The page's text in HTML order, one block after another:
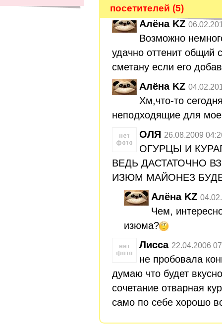
посетителей (5)
Алёна KZ
Возможно
удачно оттенит общий
сметану если его
Алёна KZ
Хм,что-то
неподходящие для
ОЛЯ 26.08.2009
ОГУРЦЫ И
ВЕДЬ ДАСТАТОЧНО
ИЗЮМ МАЙОНЕЗ
Алёна KZ
Чем,
изюма?
Лисса 22.04.2006
не пробовала
думаю что будет
сочетание отварная
само по себе хорошо